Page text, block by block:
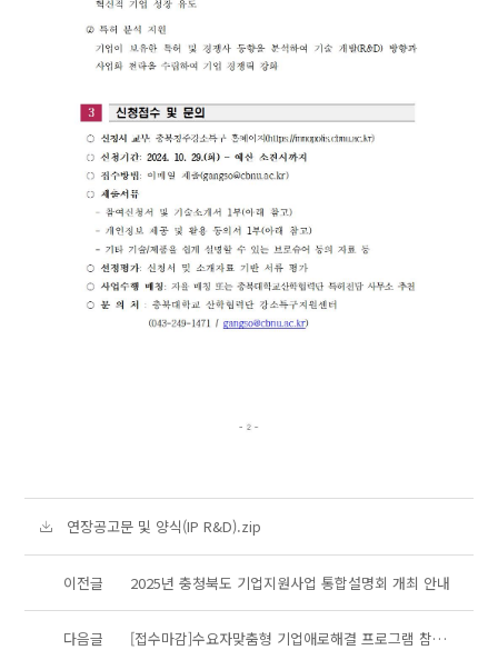
연장공고문 및 양식(IP R&D).zip
이전글 2025년 충청북도 기업지원사업 통합설명회 개최 안내
다음글 [접수마감]수요자맞춤형 기업애로해결 프로그램 참여기업 모집공고